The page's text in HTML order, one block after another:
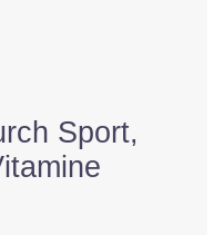
Sport,